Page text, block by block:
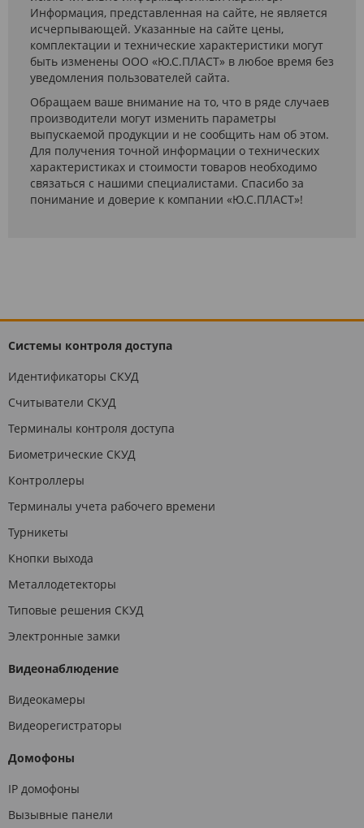
Информация, представленная на сайте, не является
исчерпывающей. Указанные на сайте цены,
комплектации и технические характеристики могут
быть изменены ООО «Ю.С.ПЛАСТ» в любое время без
уведомления пользователей сайта.
Обращаем ваше внимание на то, что в ряде случаев
производители могут изменить параметры
выпускаемой продукции и не сообщить нам об этом.
Для получения точной информации о технических
характеристиках и стоимости товаров необходимо
связаться с нашими специалистами. Спасибо за
понимание и доверие к компании «Ю.С.ПЛАСТ»!
Системы контроля доступа
Идентификаторы СКУД
Считыватели СКУД
Терминалы контроля доступа
Биометрические СКУД
Контроллеры
Терминалы учета рабочего времени
Турникеты
Кнопки выхода
Металлодетекторы
Типовые решения СКУД
Электронные замки
Видеонаблюдение
Видеокамеры
Видеорегистраторы
Домофоны
IP домофоны
Вызывные панели